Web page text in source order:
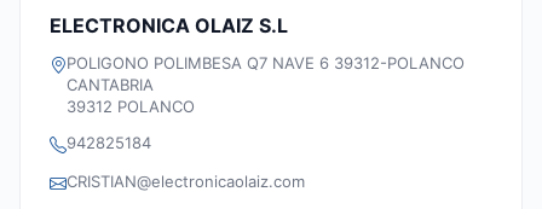
ELECTRONICA OLAIZ S.L
POLIGONO POLIMBESA Q7 NAVE 6 39312-POLANCO
CANTABRIA
39312 POLANCO
942825184
CRISTIAN@electronicaolaiz.com